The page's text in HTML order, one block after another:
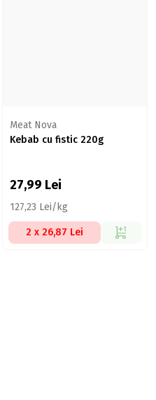
Meat Nova
Kebab cu fistic 220g
27,99 Lei
127,23 Lei/kg
2 x 26,87 Lei